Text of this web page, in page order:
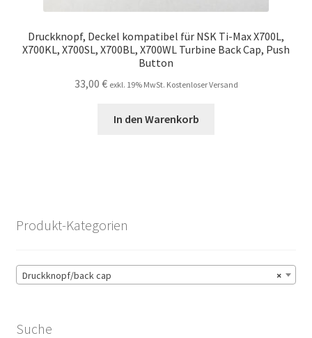
Druckknopf, Deckel kompatibel für NSK Ti-Max X700L,
X700KL, X700SL, X700BL, X700WL Turbine Back Cap, Push
Button
33,00 € exkl. 19% MwSt. Kostenloser Versand
In den Warenkorb
Produkt-Kategorien
×
Druckknopf/back cap
Suche